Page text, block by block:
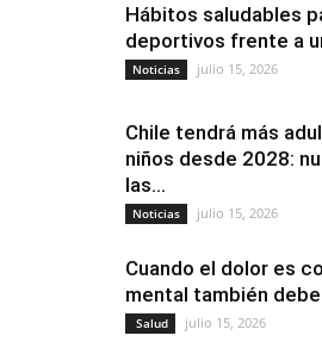
Hábitos saludables
deportivos frente a
Noticias julio 15, 2026
Chile tendrá más
niños desde 2028:
las...
Noticias julio 15, 2026
Cuando el dolor es
mental también
Salud julio 15, 2026